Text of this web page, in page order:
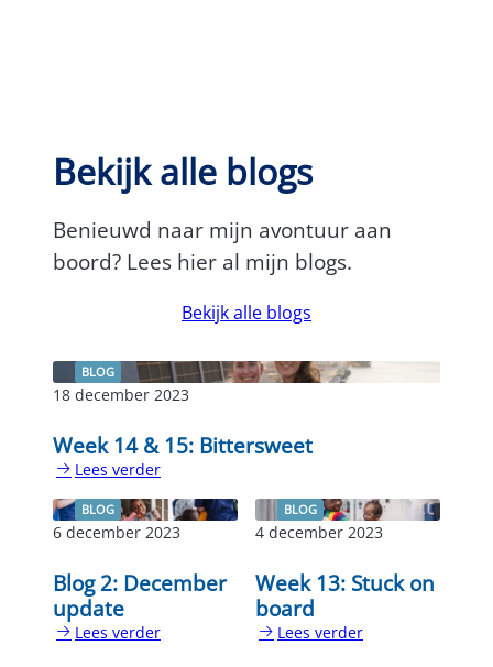
Bekijk alle blogs
Benieuwd naar mijn avontuur aan
boord? Lees hier al mijn blogs.
Bekijk alle blogs
BLOG
18 december 2023
Week 14 & 15: Bittersweet
Lees verder
Week
14
15:
Bittersweet
BLOG
6 december 2023
Blog 2: December
update
Lees verder
BLOG
4 december 2023
Week 13: Stuck on
board
Lees verder